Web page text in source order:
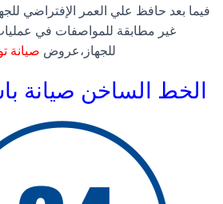
فيما بعد حافظ علي العمر الإفتراضي
غير مطابقة للمواصفات في عمليات
للجهاز،عروض صيانة
الخط الساخن صيانة